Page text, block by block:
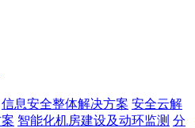
信息安全整体解决方案 安全云解
智能化机房建设及动环监测 分